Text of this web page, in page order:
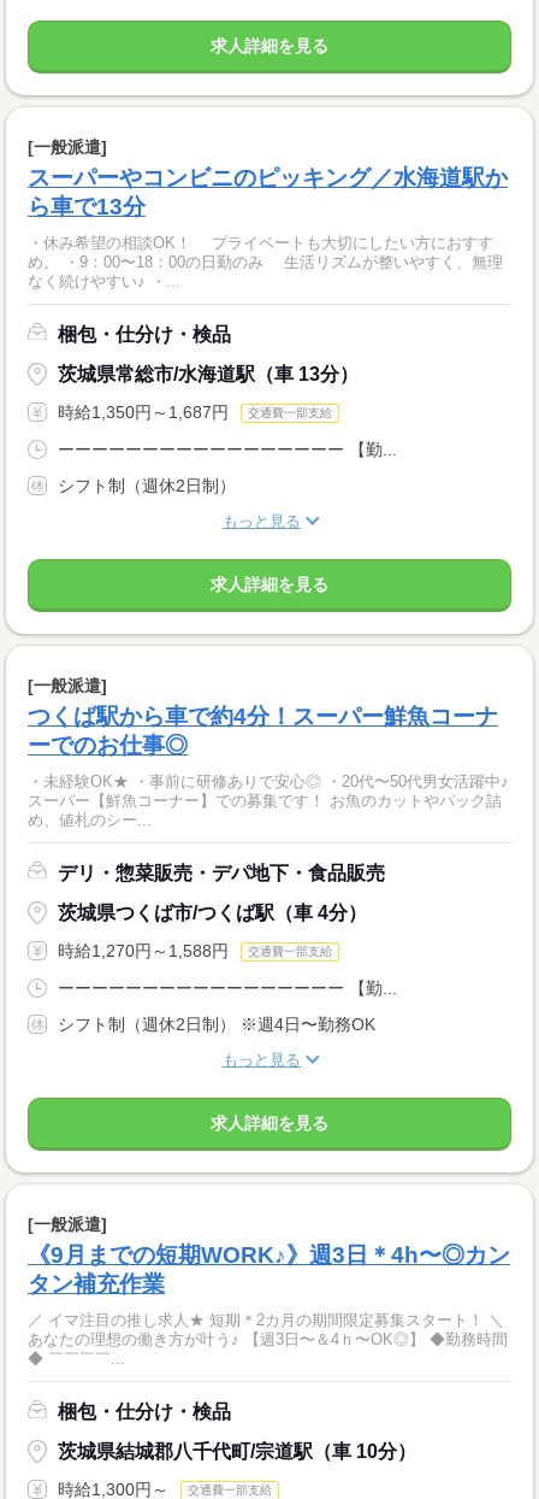
求人詳細を見る
[一般派遣]
スーパーやコンビニのピッキング／水海道駅か
ら車で13分
・休み希望の相談OK！ プライベートも大切にしたい方におすす
め。 ・9：00〜18：00の日勤のみ 生活リズムが整いやすく、無理
なく続けやすい♪ ・...
梱包・仕分け・検品
茨城県常総市/水海道駅（車 13分）
時給1,350円～1,687円 交通費一部支給
ーーーーーーーーーーーーーーーーー 【勤...
シフト制（週休2日制）
もっと見る
求人詳細を見る
[一般派遣]
つくば駅から車で約4分！スーパー鮮魚コーナ
ーでのお仕事◎
・未経験OK★ ・事前に研修ありで安心◎ ・20代〜50代男女活躍中♪
スーパー【鮮魚コーナー】での募集です！ お魚のカットやパック詰
め、値札のシー...
デリ・惣菜販売・デパ地下・食品販売
茨城県つくば市/つくば駅（車 4分）
時給1,270円～1,588円 交通費一部支給
ーーーーーーーーーーーーーーーーー 【勤...
シフト制（週休2日制） ※週4日〜勤務OK
もっと見る
求人詳細を見る
[一般派遣]
《9月までの短期WORK♪》週3日＊4h〜◎カン
タン補充作業
／ イマ注目の推し求人★ 短期＊2カ月の期間限定募集スタート！ ＼
あなたの理想の働き方が叶う♪ 【週3日〜＆4ｈ〜OK◎】 ◆勤務時間
◆ ￣￣￣￣...
梱包・仕分け・検品
茨城県結城郡八千代町/宗道駅（車 10分）
時給1,300円～ 交通費一部支給